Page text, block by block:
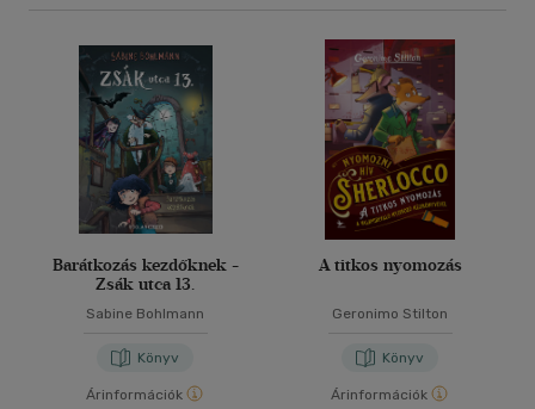
Barátkozás kezdőknek -
Zsák utca 13.
Sabine Bohlmann
Könyv
Árinformációk
A titkos nyomozás
Geronimo Stilton
Könyv
Árinformációk